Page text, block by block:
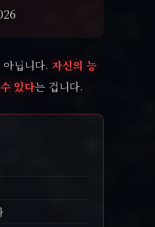
아닙니다.자신의 능
있다는 겁니다.